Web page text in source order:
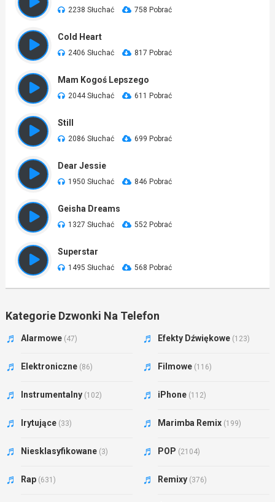
2238 Słuchać 758 Pobrać
Cold Heart
2406 Słuchać 817 Pobrać
Mam Kogoś Lepszego
2044 Słuchać 611 Pobrać
Still
2086 Słuchać 699 Pobrać
Dear Jessie
1950 Słuchać 846 Pobrać
Geisha Dreams
1327 Słuchać 552 Pobrać
Superstar
1495 Słuchać 568 Pobrać
Kategorie Dzwonki Na Telefon
Alarmowe (47) Efekty Dźwiękowe (123)
Elektroniczne (86) Filmowe (116)
Instrumentalny (102) iPhone (112)
Irytujące (33) Marimba Remix (199)
Niesklasyfikowane (3) POP (2104)
Rap (631) Remixy (376)